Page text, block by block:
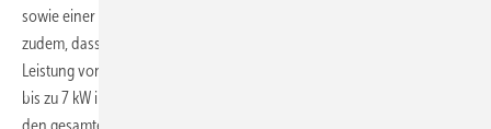
sowie einer großen Anlage zur Volleinspeisung ist möglich. Neu ist
zudem, dass kürzlich in Betrieb genommene Anlagen mit einer
Leistung von bis zu 25 kW sowie ältere Anlagen mit einer Leistung von
bis zu 7 kW ihr volles Potenzial ausschöpfen dürfen. Sie können nun